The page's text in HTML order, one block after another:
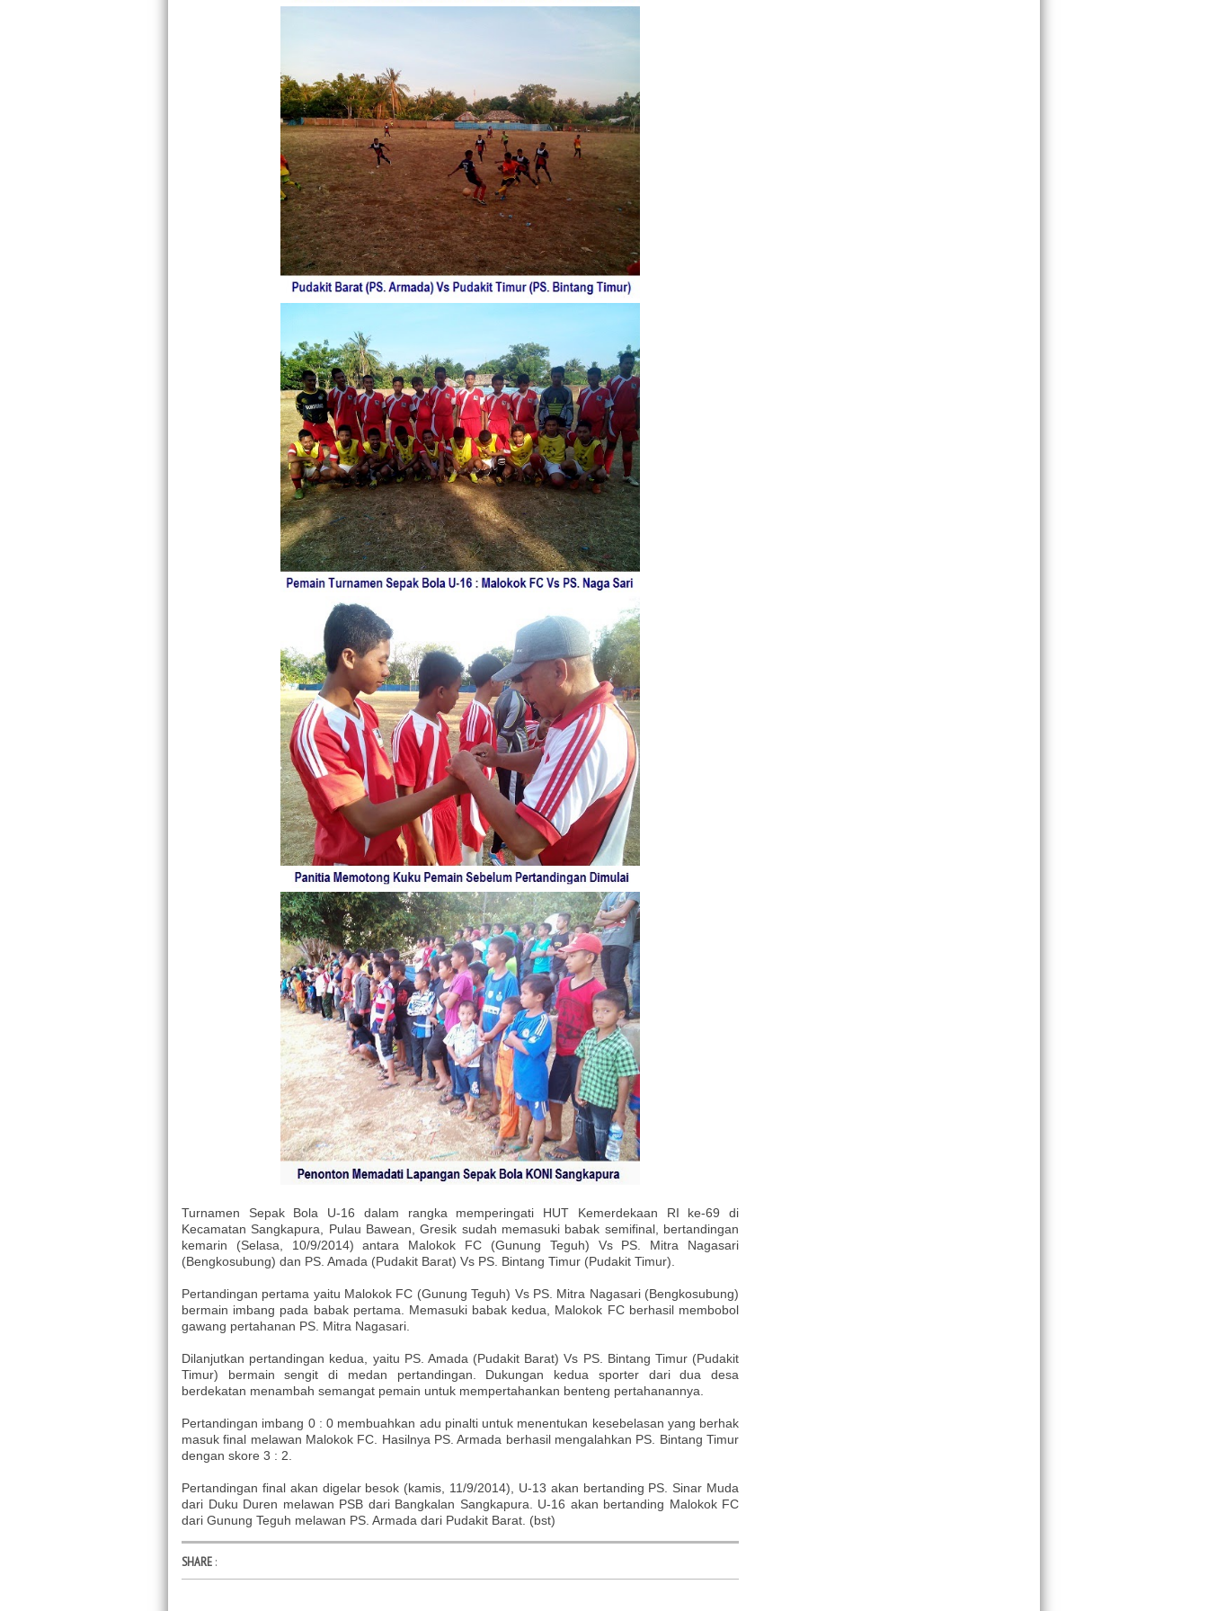
Turnamen Sepak Bola U-16 dalam rangka memperingati HUT Kemerdekaan RI ke-69 di
Kecamatan Sangkapura, Pulau Bawean, Gresik sudah memasuki babak semifinal, bertandingan
kemarin (Selasa, 10/9/2014) antara Malokok FC (Gunung Teguh) Vs PS. Mitra Nagasari
(Bengkosubung) dan PS. Amada (Pudakit Barat) Vs PS. Bintang Timur (Pudakit Timur).
Pertandingan pertama yaitu Malokok FC (Gunung Teguh) Vs PS. Mitra Nagasari (Bengkosubung)
bermain imbang pada babak pertama. Memasuki babak kedua, Malokok FC berhasil membobol
gawang pertahanan PS. Mitra Nagasari.
Dilanjutkan pertandingan kedua, yaitu PS. Amada (Pudakit Barat) Vs PS. Bintang Timur (Pudakit
Timur) bermain sengit di medan pertandingan. Dukungan kedua sporter dari dua desa
berdekatan menambah semangat pemain untuk mempertahankan benteng pertahanannya.
Pertandingan imbang 0 : 0 membuahkan adu pinalti untuk menentukan kesebelasan yang berhak
masuk final melawan Malokok FC. Hasilnya PS. Armada berhasil mengalahkan PS. Bintang Timur
dengan skore 3 : 2.
Pertandingan final akan digelar besok (kamis, 11/9/2014), U-13 akan bertanding PS. Sinar Muda
dari Duku Duren melawan PSB dari Bangkalan Sangkapura. U-16 akan bertanding Malokok FC
dari Gunung Teguh melawan PS. Armada dari Pudakit Barat. (bst)
SHARE :